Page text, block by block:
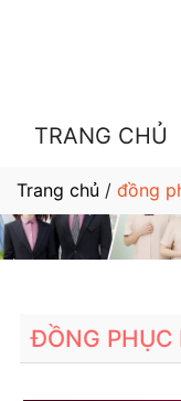
TRANG CHỦ
Trang chủ / đồng
ĐỒNG PHỤC